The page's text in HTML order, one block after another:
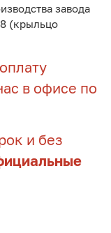
завода
(крыльцо
в офисе по
и без